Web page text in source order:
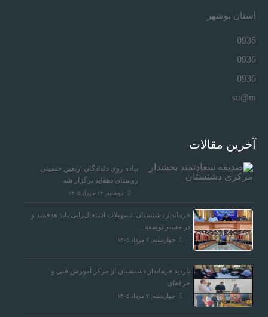
استان بوشهر
0936
0936
0936
su@m
آخرین مقالات
پیاده روی دلدادگان اربعین حسینی
روستای دهقاید برگزار شد
دوشنبه, ۱۲ مرداد ۱۴۰۵
فرماندار دشتستان: تسهیلات اشتغال‌زایی باید هدفمند و
در مسیر توسعه…
چهارشنبه, ۷ مرداد ۱۴۰۵
بازدید فرماندار دشتستان از مرکز آموزش فنی و
حرفه‌ای
چهارشنبه, ۷ مرداد ۱۴۰۵